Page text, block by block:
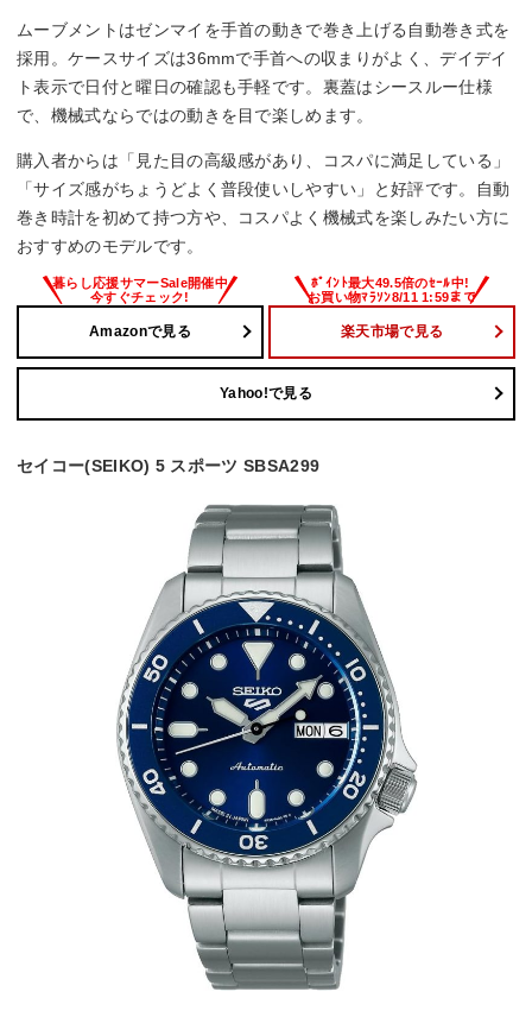
ムーブメントはゼンマイを手首の動きで巻き上げる自動巻き式を
採用。ケースサイズは36mmで手首への収まりがよく、デイデイ
ト表示で日付と曜日の確認も手軽です。裏蓋はシースルー仕様
で、機械式ならではの動きを目で楽しめます。
購入者からは「見た目の高級感があり、コスパに満足している」
「サイズ感がちょうどよく普段使いしやすい」と好評です。自動
巻き時計を初めて持つ方や、コスパよく機械式を楽しみたい方に
おすすめのモデルです。
Amazonで見る 楽天市場で見る
Yahoo!で見る
セイコー(SEIKO) 5 スポーツ SBSA299